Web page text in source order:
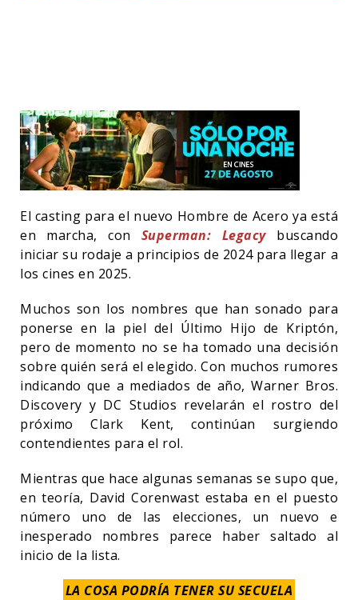
El casting para el nuevo Hombre de Acero ya está
en marcha, con Superman: Legacybuscando
iniciar su rodaje a principios de 2024 para llegar a
los cines en 2025.
Muchos son los nombres que han sonado para
ponerse en la piel del Último Hijo de Kriptón,
pero de momento no se ha tomado una decisión
sobre quién será el elegido. Con muchos rumores
indicando que a mediados de año, Warner Bros.
Discovery y DC Studios revelarán el rostro del
próximo Clark Kent, continúan surgiendo
contendientes para el rol.
Mientras que hace algunas semanas se supo que,
en teoría, David Corenwast estaba en el puesto
número uno de las elecciones, un nuevo e
inesperado nombres parece haber saltado al
inicio de la lista.
LA COSA PODRÍA TENER SU SECUELA